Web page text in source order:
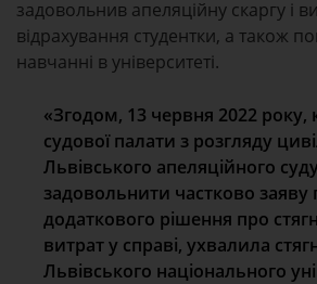
задовольнив апеляційну скаргу і
відрахування студентки, а також
навчанні в університеті.
«Згодом, 13 червня 2022 року,
судової палати з розгляду
Львівського апеляційного
задовольнити частково заяву
додаткового рішення про
витрат у справі, ухвалила
Львівського національного